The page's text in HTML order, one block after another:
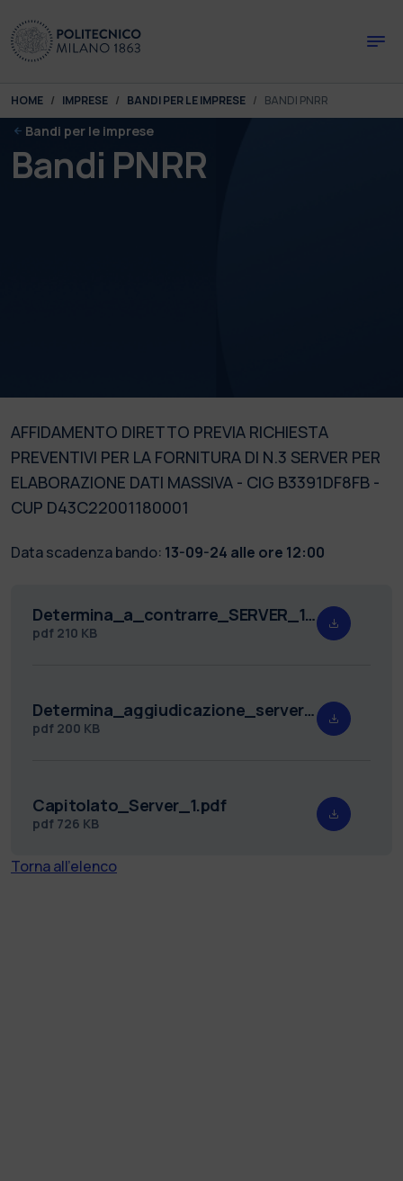
You are here:
HOME IMPRESE BANDI PER LE IMPRESE BANDI PNRR
Bandi per le imprese
Bandi PNRR
AFFIDAMENTO DIRETTO PREVIA RICHIESTA
PREVENTIVI PER LA FORNITURA DI N.3 SERVER PER
ELABORAZIONE DATI MASSIVA - CIG B3391DF8FB -
CUP D43C22001180001
Data scadenza bando: 13-09-24 alle ore 12:00
Determina_a_contrarre_SERVER_1_b.pdf
pdf 210 KB
Determina_aggiudicazione_server_1.pdf
pdf 200 KB
Capitolato_Server_1.pdf
pdf 726 KB
Torna all'elenco